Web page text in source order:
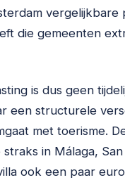
vergelijkbare
die gemeenten
is dus geen
een structurele
met toerisme.
in Málaga, San
ook een paar